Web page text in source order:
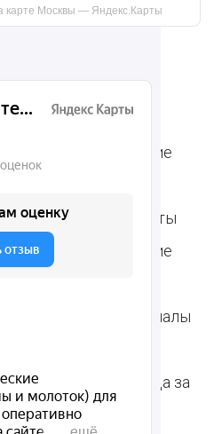
карте Москвы — Яндекс.Карты
Стоматологические
Общие инструменты
Стоматологические
Расходные материалы
Средства для ухода за
полостью рта